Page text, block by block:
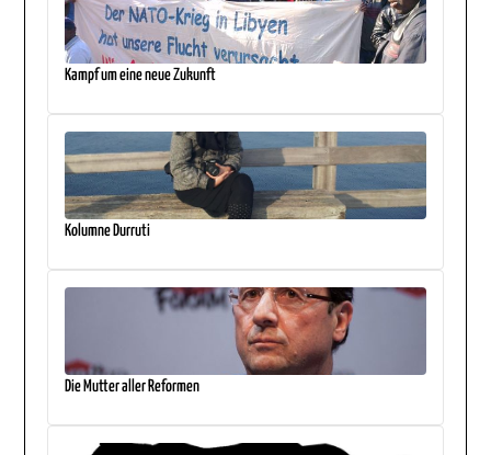
Kampf um eine neue Zukunft
Kolumne Durruti
Die Mutter aller Reformen